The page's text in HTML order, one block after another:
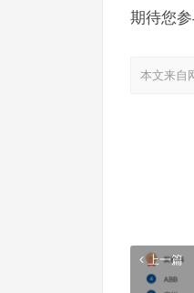
期待您
本文来自
上一篇